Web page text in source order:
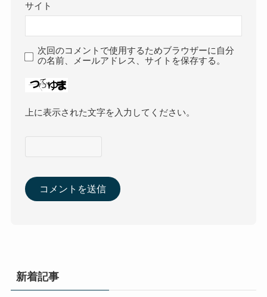
サイト
次回のコメントで使用するためブラウザーに自分
の名前、メールアドレス、サイトを保存する。
上に表示された文字を入力してください。
新着記事